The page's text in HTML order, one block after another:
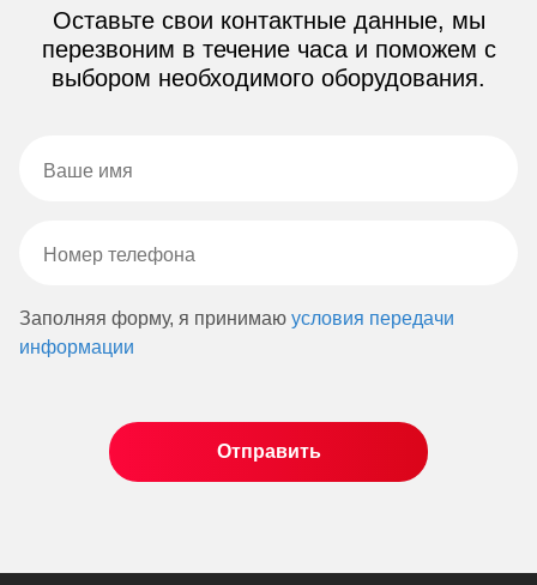
Оставьте свои контактные данные, мы
перезвоним в течение часа и поможем с
выбором необходимого оборудования.
Заполняя форму, я принимаю условия передачи
информации